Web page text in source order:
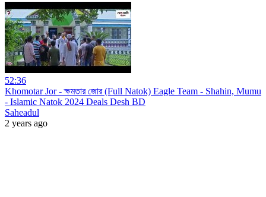
52:36
Khomotar Jor - ক্ষমতার জোর (Full Natok) Eagle Team - Shahin, Mumu
- Islamic Natok 2024 Deals Desh BD
Saheadul
2 years ago